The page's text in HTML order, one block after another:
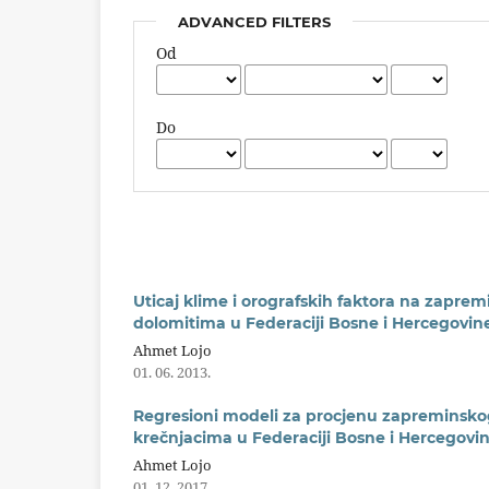
ADVANCED FILTERS
Od
Do
Uticaj klime i orografskih faktora na
dolomitima u Federaciji Bosne i
Ahmet Lojo
01. 06. 2013.
Regresioni modeli za procjenu
krečnjacima u Federaciji Bosne i
Ahmet Lojo